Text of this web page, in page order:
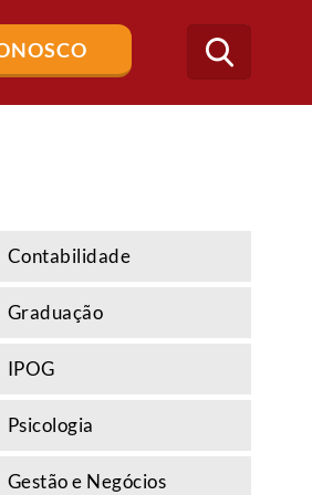
Buscar
no
blog
Contabilidade
Graduação
IPOG
Psicologia
Gestão e Negócios